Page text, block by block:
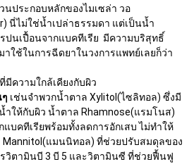
ประกอบหลักของไมเซล่า วอ
นี่ไม่ใช่น้ำเปล่าธรรมดา แต่เป็นน้ำ
ปนเปื้อนจากแบคทีเรีย มีความบริสุทธิ์
าใช้ในการฉีดยาในวงการแพทย์เลยก็ว่า
มีความใกล้เคียงกับผิว
เช่นจำพวกน้ำตาล Xylitol(ไซลิทอล) ซึ่งมี
ให้กับผิว น้ำตาล Rhamnose(แรมโนส)
แบคทีเรียพร้อมทั้งลดการอักเสบ ไม่ทำให้
Mannitol(แมนนิทอล) ที่ช่วยปรับสมดุลของ
วิตามินบี 3 บี 5 และวิตามินซี ที่ช่วยฟื้นฟู